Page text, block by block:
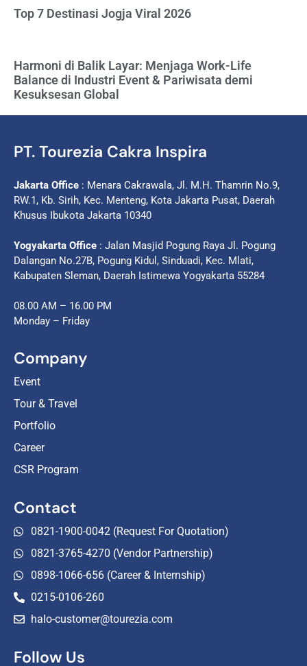
Top 7 Destinasi Jogja Viral 2026
Harmoni di Balik Layar: Menjaga Work-Life
Balance di Industri Event & Pariwisata demi
Kesuksesan Global
PT. Tourezia Cakra Inspira
Jakarta Office : Menara Cakrawala, Jl. M.H. Thamrin No.9,
RW.1, Kb. Sirih, Kec. Menteng, Kota Jakarta Pusat, Daerah
Khusus Ibukota Jakarta 10340
Yogyakarta Office : Jalan Masjid Pogung Raya Jl. Pogung
Dalangan No.27B, Pogung Kidul, Sinduadi, Kec. Mlati,
Kabupaten Sleman, Daerah Istimewa Yogyakarta 55284
08.00 AM – 16.00 PM
Monday – Friday
Company
Event
Tour & Travel
Portfolio
Career
CSR Program
Contact
0821-1900-0042 (Request For Quotation)
0821-3765-4270 (Vendor Partnership)
0898-1066-656 (Career & Internship)
0215-0106-260
halo-customer@tourezia.com
Follow Us